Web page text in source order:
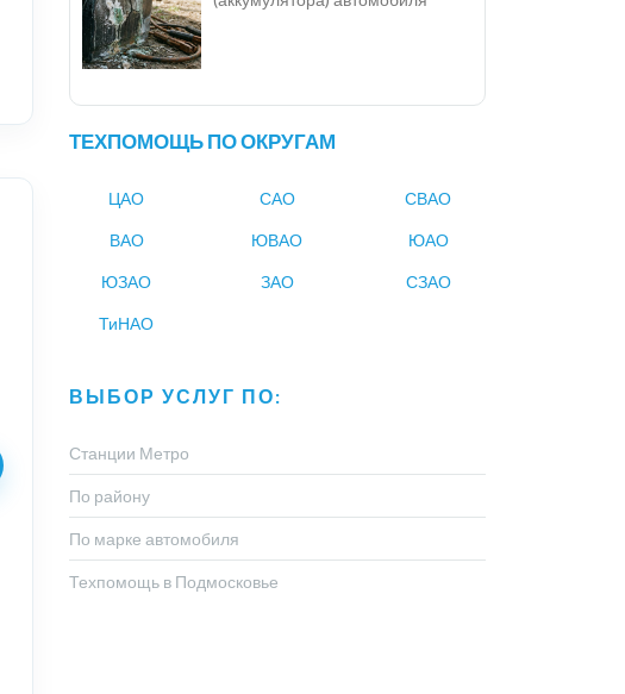
ТЕХПОМОЩЬ ПО ОКРУГАМ
ЦАО САО СВАО
ВАО ЮВАО ЮАО
ЮЗАО ЗАО СЗАО
ТиНАО
ВЫБОР УСЛУГ ПО:
Станции Метро
По району
По марке автомобиля
Техпомощь в Подмосковье